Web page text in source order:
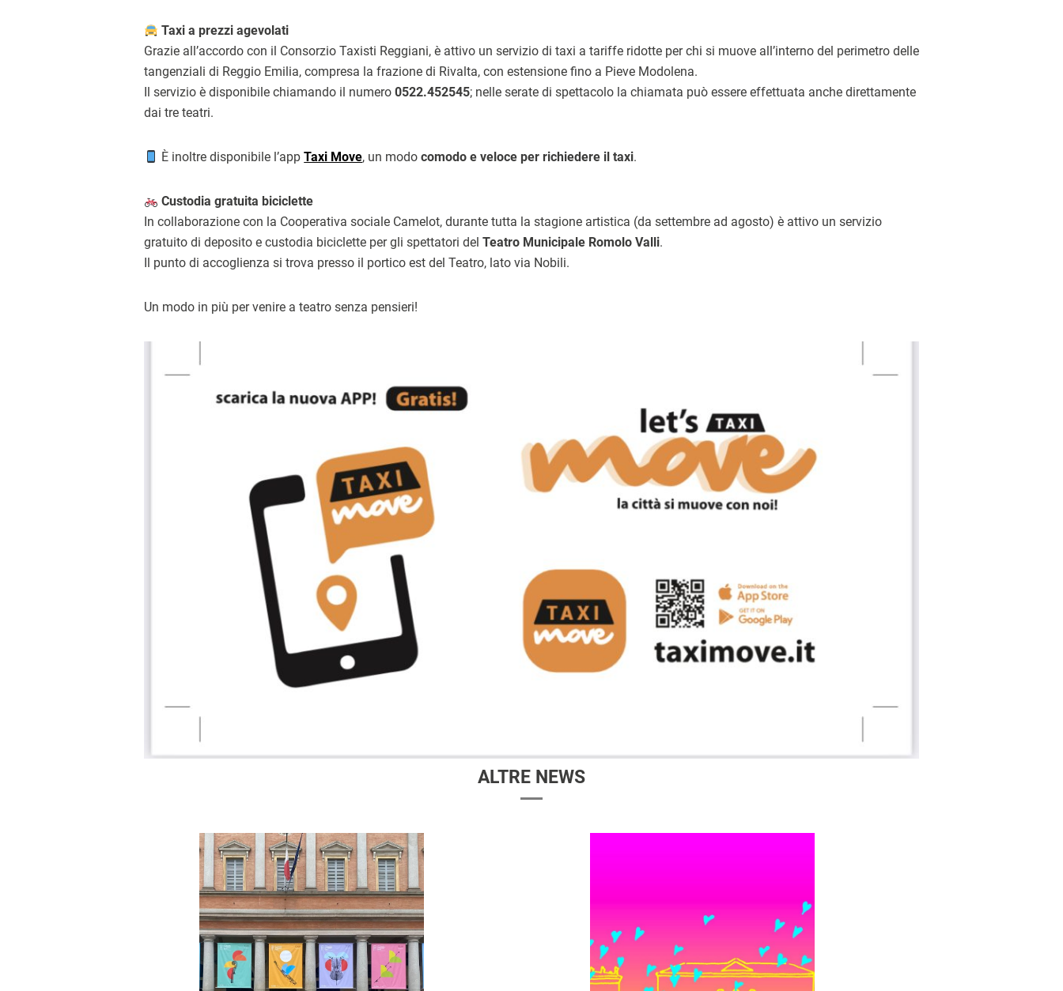
Taxi a prezzi agevolati
Grazie all’accordo con il Consorzio Taxisti Reggiani, è attivo un servizio di taxi a tariffe ridotte per chi si muove all’interno del perimetro delle
tangenziali di Reggio Emilia, compresa la frazione di Rivalta, con estensione fino a Pieve Modolena.
Il servizio è disponibile chiamando il numero 0522.452545; nelle serate di spettacolo la chiamata può essere effettuata anche direttamente
dai tre teatri.
È inoltre disponibile l’appTaxi Move, un modocomodo e veloce per richiedere il taxi.
Custodia gratuita biciclette
In collaborazione con la Cooperativa sociale Camelot, durante tutta la stagione artistica (da settembre ad agosto) è attivo un servizio
gratuito di deposito e custodia biciclette per gli spettatori del Teatro Municipale Romolo Valli.
Il punto di accoglienza si trova presso il portico est del Teatro, lato via Nobili.
Un modo in più per venire a teatro senza pensieri!
ALTRE NEWS